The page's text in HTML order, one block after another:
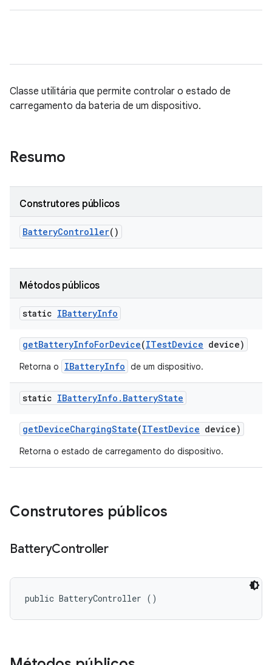
Classe utilitária que permite controlar o estado de
carregamento da bateria de um dispositivo.
Resumo
Construtores públicos
BatteryController()
Métodos públicos
static IBatteryInfo
getBatteryInfoForDevice(ITestDevice device)
Retorna o IBatteryInfo de um dispositivo.
static IBatteryInfo . BatteryState
getDeviceChargingState(ITestDevice device)
Retorna o estado de carregamento do dispositivo.
Construtores públicos
BatteryController
public BatteryController ()